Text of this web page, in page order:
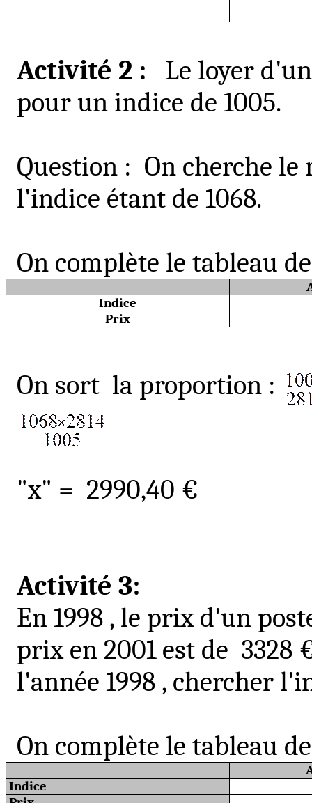
Activité 2 :
Le loyer
pour un indice de 1005.
Question : On cherche le
l'indice étant de 1068.
On complète le tableau
Indice
Prix
On sort la proportion :
"x" = 2990,40 €
Activité 3:
En1998 , le prix d'un
prix en 2001 est de 3328
l'année 1998 , chercher
On complète le tableau
Indice